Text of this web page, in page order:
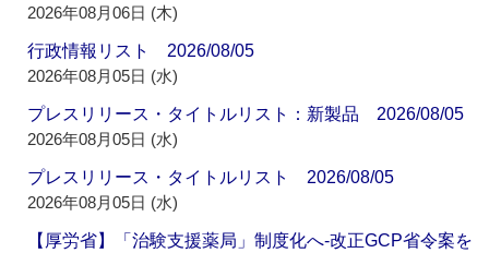
2026年08月06日 (木)
行政情報リスト 2026/08/05
2026年08月05日 (水)
プレスリリース・タイトルリスト：新製品 2026/08/05
2026年08月05日 (水)
プレスリリース・タイトルリスト 2026/08/05
2026年08月05日 (水)
【厚労省】「治験支援薬局」制度化へ‐改正GCP省令案を